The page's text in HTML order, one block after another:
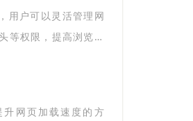
用户可以灵活管理网
等权限，提高浏览安
网页加载速度的方